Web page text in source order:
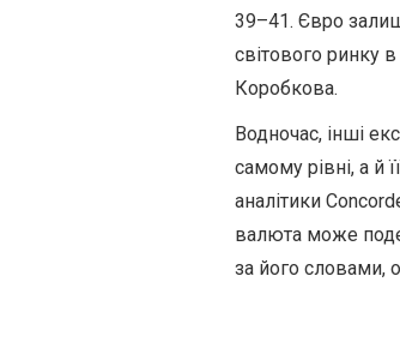
39–41. Євро
світового ринку
Коробкова.
Водночас, інші
самому рівні, а й
аналітики
валюта може
за його словами,